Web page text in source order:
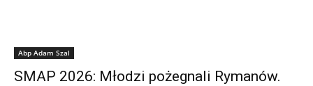
Abp Adam Szal
SMAP 2026: Młodzi pożegnali Rymanów.